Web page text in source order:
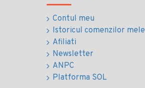
Contul meu
Istoricul comenzilor mele
Afiliati
Newsletter
ANPC
Platforma SOL